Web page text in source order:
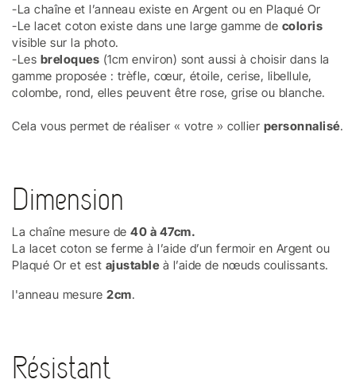
-La chaîne et l’anneau existe en Argent ou en Plaqué Or
-Le lacet coton existe dans une large gamme de coloris
visible sur la photo.
-Les breloques (1cm environ) sont aussi à choisir dans la
gamme proposée : trèfle, cœur, étoile, cerise, libellule,
colombe, rond, elles peuvent être rose, grise ou blanche.
Cela vous permet de réaliser « votre » collier personnalisé.
Dimension
La chaîne mesure de 40 à 47cm.
La lacet coton se ferme à l’aide d’un fermoir en Argent ou
Plaqué Or et est ajustable à l’aide de nœuds coulissants.
l'anneau mesure 2cm.
Résistant